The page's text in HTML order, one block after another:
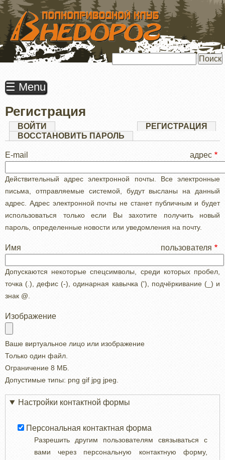
ПЕРЕЙТИ
ОСНОВНОМУ
СОДЕРЖАНИЮ
☰ Menu
Регистрация
Главные
вкладки
ВОЙТИ РЕГИСТРАЦИЯ
ВОССТАНОВИТЬ ПАРОЛЬ
E-mail адрес
Действительный адрес электронной почты. Все электронные
письма, отправляемые системой, будут высланы на данный
адрес. Адрес электронной почты не станет публичным и будет
использоваться только если Вы захотите получить новый
пароль, определенные новости или уведомления на почту.
Имя пользователя
Допускаются некоторые спецсимволы, среди которых пробел,
точка (.), дефис (-), одинарная кавычка ('), подчёркивание (_) и
знак @.
Изображение
Ваше виртуальное лицо или изображение
Только один файл.
Ограничение 8 МБ.
Допустимые типы: png gif jpg jpeg.
Настройки контактной формы
Персональная контактная форма
Разрешить другим пользователям связываться с
вами через персональную контактную форму,